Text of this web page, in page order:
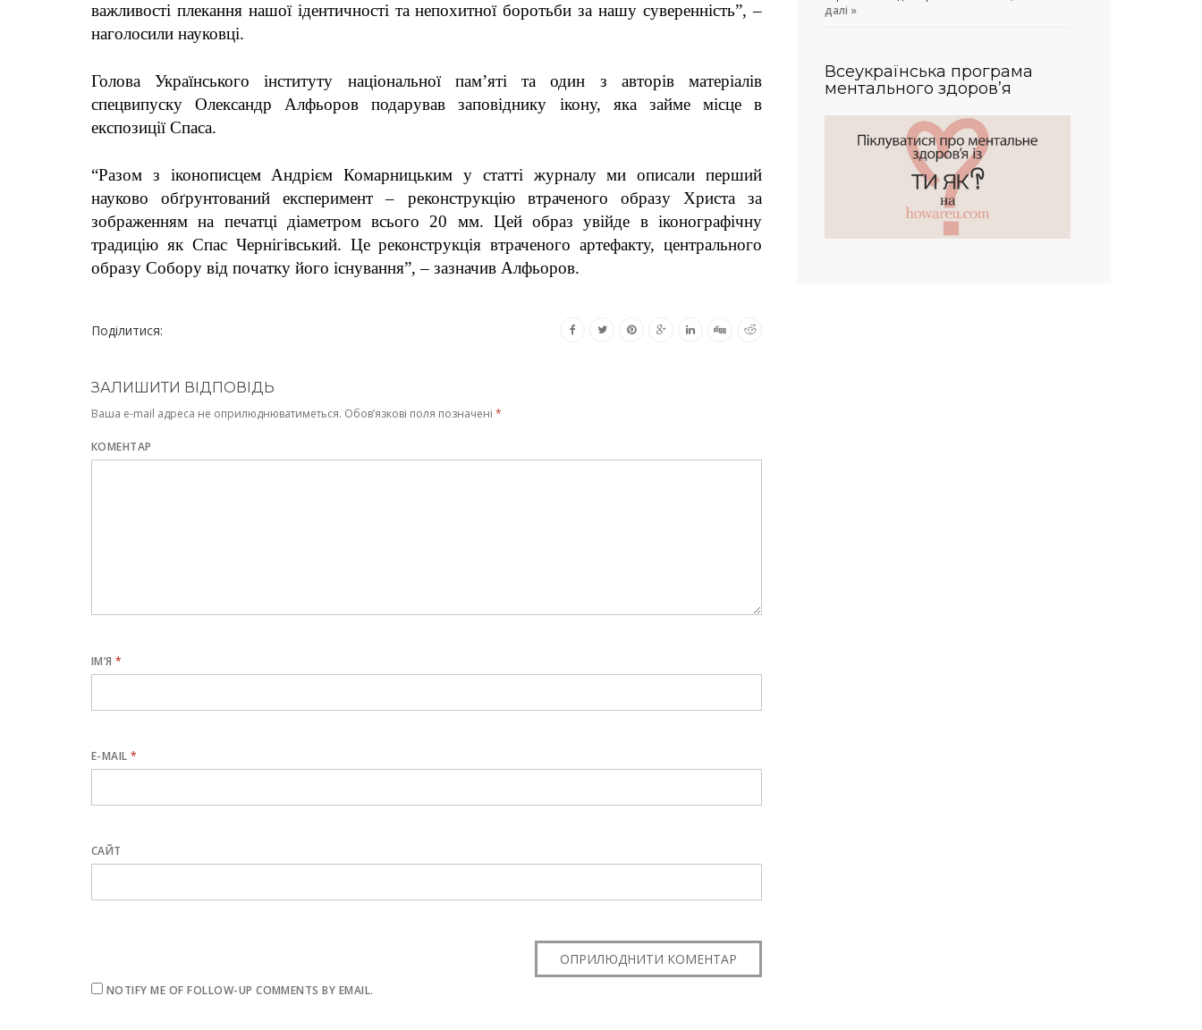
важливості плекання нашої ідентичності та непохитної боротьби за нашу суверенність”, –
наголосили науковці.
Голова Українського інституту національної пам’яті та один з авторів матеріалів
спецвипуску Олександр Алфьоров подарував заповіднику ікону, яка займе місце в
експозиції Спаса.
“Разом з іконописцем Андрієм Комарницьким у статті журналу ми описали перший
науково обґрунтований експеримент – реконструкцію втраченого образу Христа за
зображенням на печатці діаметром всього 20 мм. Цей образ увійде в іконографічну
традицію як Спас Чернігівський. Це реконструкція втраченого артефакту, центрального
образу Собору від початку його існування”, – зазначив Алфьоров.
Поділитися:
ЗАЛИШИТИ ВІДПОВІДЬ
Ваша e-mail адреса не оприлюднюватиметься. Обов’язкові поля позначені *
КОМЕНТАР
ІМ’Я*
E-MAIL*
САЙТ
NOTIFY ME OF FOLLOW-UP COMMENTS BY EMAIL.
далі »
Всеукраїнська програма
ментального здоров’я